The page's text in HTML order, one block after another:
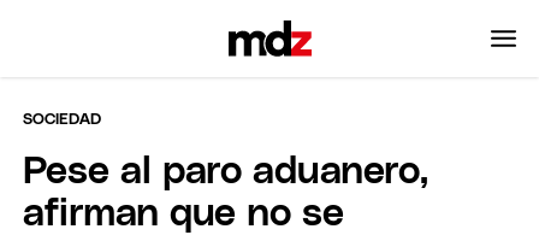
SOCIEDAD
Pese al paro aduanero,
afirman que no se